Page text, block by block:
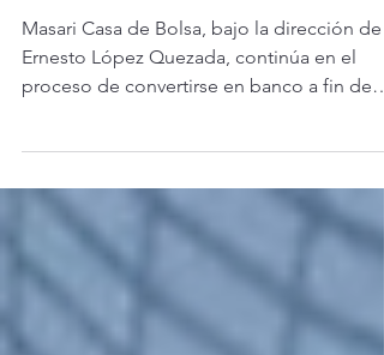
en México
Masari Casa de Bolsa, bajo la dirección de
Ernesto López Quezada, continúa en el
mexicano y dar un mayor financiamiento a
las Pymes, un sector tradicionalmente
desatendido por las instituciones bancarias
que actualmente es el centro de atención